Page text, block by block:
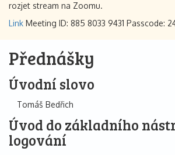
rozjet stream na Zoomu.
Link Meeting ID: 885 8033 9431 Passcode:
Přednášky
Úvodní slovo
Tomáš Bedřich
Úvod do základního
logování